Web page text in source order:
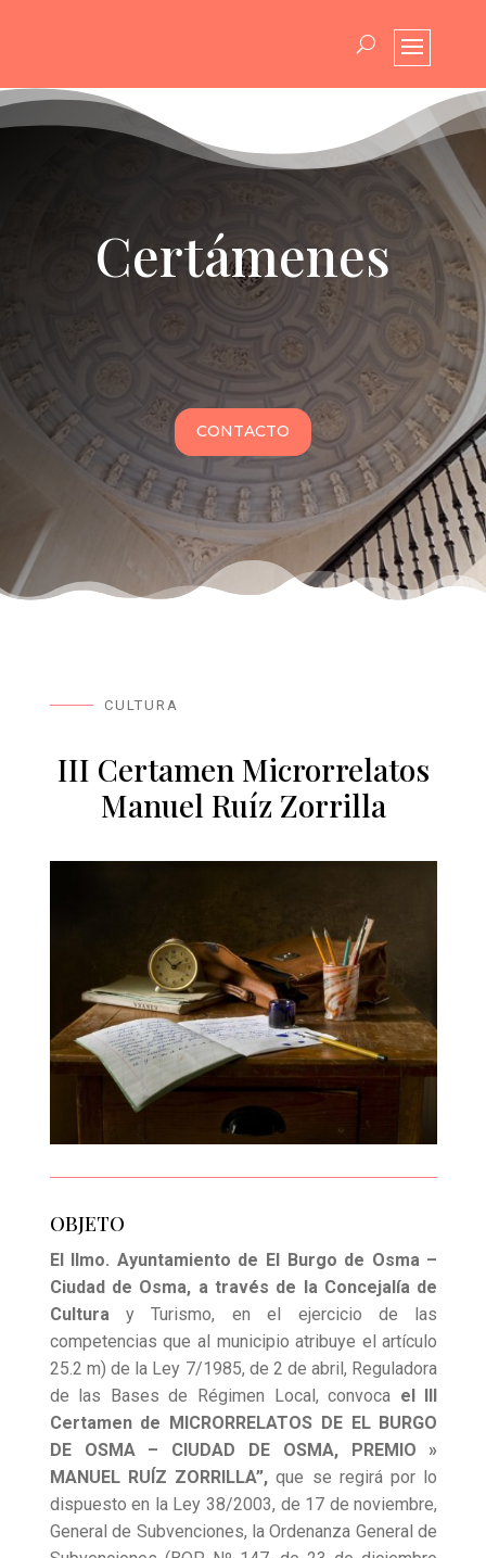
Certámenes
CONTACTO
CULTURA
III Certamen Microrrelatos
Manuel Ruíz Zorrilla
OBJETO
El Ilmo. Ayuntamiento de El Burgo de Osma –
Ciudad de Osma, a través de la Concejalía de
Culturay Turismo, en el ejercicio de las
competencias que al municipio atribuye el artículo
25.2 m) de la Ley 7/1985, de 2 de abril, Reguladora
de las Bases de Régimen Local, convoca el III
Certamen de MICRORRELATOS DE EL BURGO
DE OSMA – CIUDAD DE OSMA, PREMIO »
MANUEL RUÍZ ZORRILLA”,que se regirá por lo
dispuesto en la Ley 38/2003, de 17 de noviembre,
General de Subvenciones, la Ordenanza General de